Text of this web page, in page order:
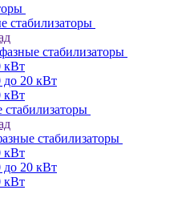
стабилизаторы
стабилизаторы
кВт
до 20 кВт
кВт
стабилизаторы
стабилизаторы
кВт
до 20 кВт
кВт